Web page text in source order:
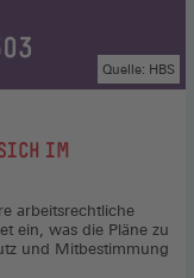
IM
Quelle: HBS
arbeitsrechtliche
ein, was die Pläne zu
und Mitbestimmung